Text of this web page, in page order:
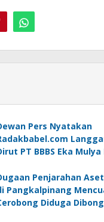
Pers Nyatakan
PT BBBS Eka
Penjarahan
Pangkalpinang
Diduga